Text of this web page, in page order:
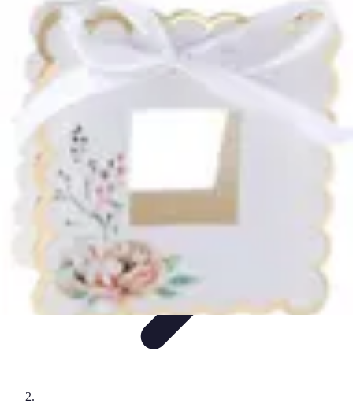
Chocolats de Pâques
Tendances Saveurs et Variétés
Décoration et
Personnalisation
Recettes et DIY
Chocolats de Pâques